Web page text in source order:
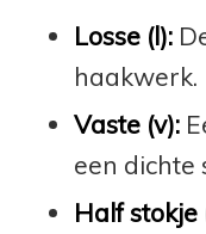
Losse (l):
haakwerk.
Vaste (v):
een dichte
Half stokje